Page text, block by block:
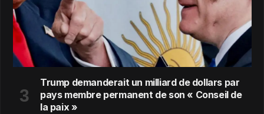
Trump demanderait un milliard de dollars par
pays membre permanent de son « Conseil de
la paix »